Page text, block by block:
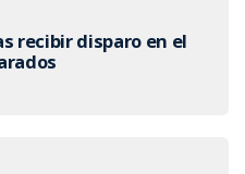
recibir disparo en el